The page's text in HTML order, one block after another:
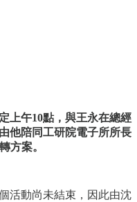
上午10點，與王永在總經
他陪同工研院電子所所長
方案。
活動尚未結束，因此由沈